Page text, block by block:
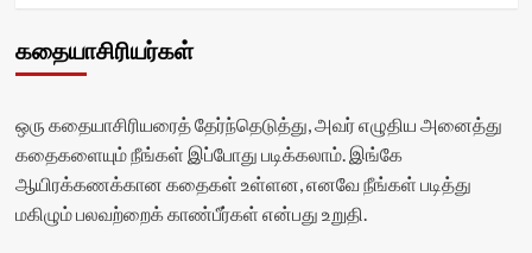
கதையாசிரியர்கள்
ஒரு கதையாசிரியரைத் தேர்ந்தெடுத்து, அவர் எழுதிய அனைத்து
கதைகளையும் நீங்கள் இப்போது படிக்கலாம். இங்கே
ஆயிரக்கணக்கான கதைகள் உள்ளன, எனவே நீங்கள் படித்து
மகிழும் பலவற்றைக் காண்பீர்கள் என்பது உறுதி.